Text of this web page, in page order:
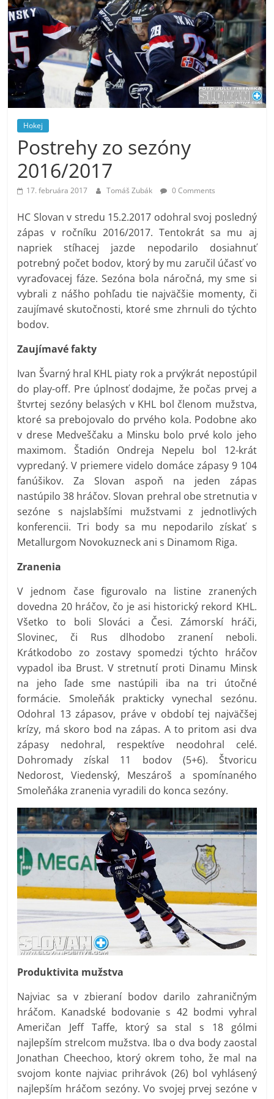
Hokej
Postrehy zo sezóny
2016/2017
17. februára 2017 Tomáš Zubák 0 Comments
HC Slovan v stredu 15.2.2017 odohral svoj posledný
zápas v ročníku 2016/2017. Tentokrát sa mu aj
napriek stíhacej jazde nepodarilo dosiahnuť
potrebný počet bodov, ktorý by mu zaručil účasť vo
vyraďovacej fáze. Sezóna bola náročná, my sme si
vybrali z nášho pohľadu tie najväčšie momenty, či
zaujímavé skutočnosti, ktoré sme zhrnuli do týchto
bodov.
Zaujímavé fakty
Ivan Švarný hral KHL piaty rok a prvýkrát nepostúpil
do play-off. Pre úplnosť dodajme, že počas prvej a
štvrtej sezóny belasých v KHL bol členom mužstva,
ktoré sa prebojovalo do prvého kola. Podobne ako
v drese Medveščaku a Minsku bolo prvé kolo jeho
maximom. Štadión Ondreja Nepelu bol 12-krát
vypredaný. V priemere videlo domáce zápasy 9 104
fanúšikov. Za Slovan aspoň na jeden zápas
nastúpilo 38 hráčov. Slovan prehral obe stretnutia v
sezóne s najslabšími mužstvami z jednotlivých
konferencii. Tri body sa mu nepodarilo získať s
Metallurgom Novokuzneck ani s Dinamom Riga.
Zranenia
V jednom čase figurovalo na listine zranených
dovedna 20 hráčov, čo je asi historický rekord KHL.
Všetko to boli Slováci a Česi. Zámorskí hráči,
Slovinec, či Rus dlhodobo zranení neboli.
Krátkodobo zo zostavy spomedzi týchto hráčov
vypadol iba Brust. V stretnutí proti Dinamu Minsk
na jeho ľade sme nastúpili iba na tri útočné
formácie. Smoleňák prakticky vynechal sezónu.
Odohral 13 zápasov, práve v období tej najväčšej
krízy, má skoro bod na zápas. A to pritom asi dva
zápasy nedohral, respektíve neodohral celé.
Dohromady získal 11 bodov (5+6). Štvoricu
Nedorost, Viedenský, Meszároš a spomínaného
Smoleňáka zranenia vyradili do konca sezóny.
Produktivita mužstva
Najviac sa v zbieraní bodov darilo zahraničným
hráčom. Kanadské bodovanie s 42 bodmi vyhral
Američan Jeff Taffe, ktorý sa stal s 18 gólmi
najlepším strelcom mužstva. Iba o dva body zaostal
Jonathan Cheechoo, ktorý okrem toho, že mal na
svojom konte najviac prihrávok (26) bol vyhlásený
najlepším hráčom sezóny. Vo svojej prvej sezóne v